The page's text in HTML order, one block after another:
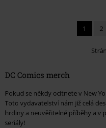
1 2
DC Comics merch
Pokud se někdy ocitnete v New
Toto vydavatelství nám již celá
hrdiny a neuvěřitelné příběhy a v
seriály!